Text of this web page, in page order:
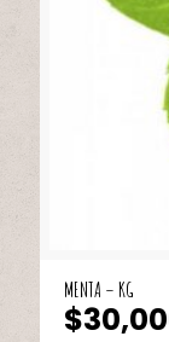
MENTA – KG
$